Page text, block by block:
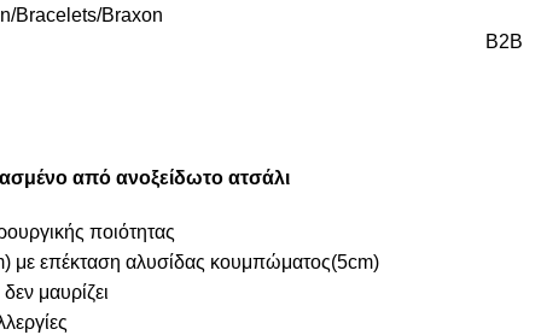
B2B
Bracelets Braxon
από ανοξείδωτο ατσάλι
ποιότητας
με επέκταση αλυσίδας κουμπώματος(5cm)
μαυρίζει